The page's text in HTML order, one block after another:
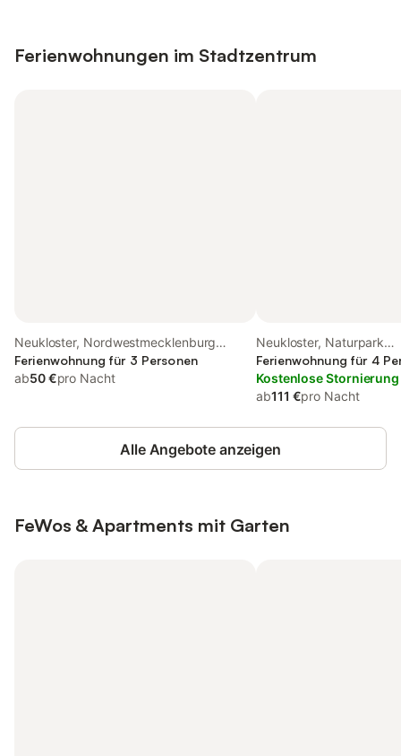
Ferienwohnungen im Stadtzentrum
Neukloster, Nordwestmecklenburg
(Wismar und Umgebung)
Ferienwohnung für 3 Personen
ab50 €pro Nacht
Neukloster, Naturpark
Nossentiner/Schwinzer
Ferienwohnung für 4
Kostenlose Stornierung
ab111 €pro Nacht
Alle Angebote anzeigen
FeWos & Apartments mit Garten